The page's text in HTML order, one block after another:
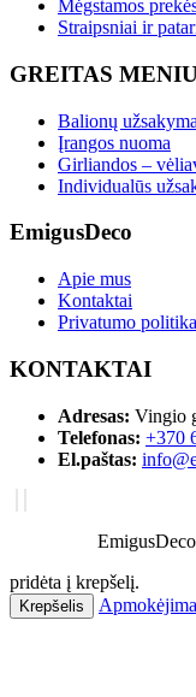
Mėgstamos
Straipsniai ir
GREITAS
Balionų
Įrangos nuoma
Girliandos –
Individualūs
EmigusDeco
Apie mus
Kontaktai
Privatumo politika
KONTAKTAI
Adresas: Vingio
Telefonas: +370
El.paštas:
pridėta į krepšelį.
Krepšelis